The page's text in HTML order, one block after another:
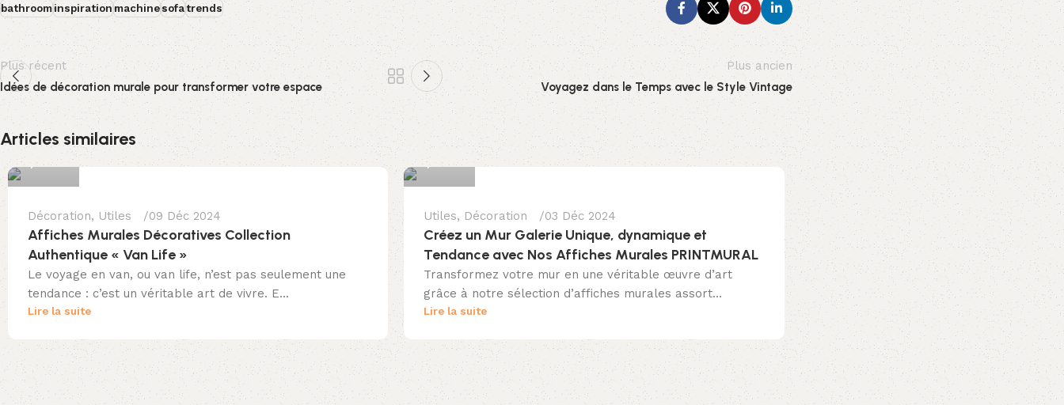
bathroominspirationmachinesofatrends
Plus récent
Idées de décoration murale pour transformer votre espace
Plus ancien
Voyagez dans le Temps avec le Style Vintage
Articles similaires
luigi
Décoration, Utiles 09 Déc 2024
Affiches Murales Décoratives Collection
Authentique « Van Life »
Le voyage en van, ou van life, n’est pas seulement une
tendance : c’est un véritable art de vivre. E...
Lire la suite
luigi
0
Utiles, Décoration 03 Déc 2024
Créez un Mur Galerie Unique, dynamique et
Tendance avec Nos Affiches Murales PRINTMURAL
Transformez votre mur en une véritable œuvre d’art
grâce à notre sélection d’affiches murales assort...
Lire la suite
admin